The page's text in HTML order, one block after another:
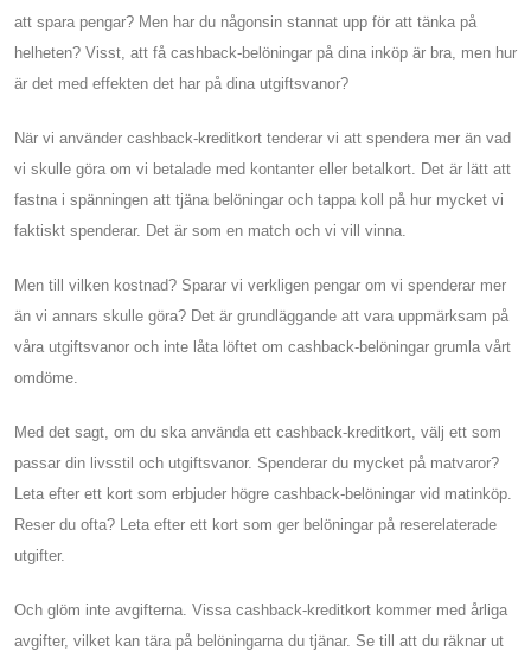
att spara pengar? Men har du någonsin stannat upp för att tänka på
helheten? Visst, att få cashback-belöningar på dina inköp är bra, men hur
är det med effekten det har på dina utgiftsvanor?
När vi använder cashback-kreditkort tenderar vi att spendera mer än vad
vi skulle göra om vi betalade med kontanter eller betalkort. Det är lätt att
fastna i spänningen att tjäna belöningar och tappa koll på hur mycket vi
faktiskt spenderar. Det är som en match och vi vill vinna.
Men till vilken kostnad? Sparar vi verkligen pengar om vi spenderar mer
än vi annars skulle göra? Det är grundläggande att vara uppmärksam på
våra utgiftsvanor och inte låta löftet om cashback-belöningar grumla vårt
omdöme.
Med det sagt, om du ska använda ett cashback-kreditkort, välj ett som
passar din livsstil och utgiftsvanor. Spenderar du mycket på matvaror?
Leta efter ett kort som erbjuder högre cashback-belöningar vid matinköp.
Reser du ofta? Leta efter ett kort som ger belöningar på reserelaterade
utgifter.
Och glöm inte avgifterna. Vissa cashback-kreditkort kommer med årliga
avgifter, vilket kan tära på belöningarna du tjänar. Se till att du räknar ut